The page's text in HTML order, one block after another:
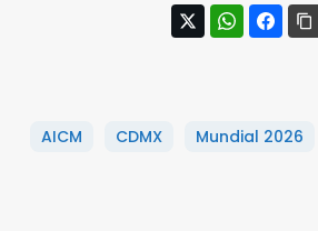
AICM CDMX Mundial 2026